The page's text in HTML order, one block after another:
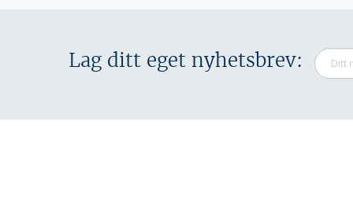
Lag ditt eget nyhetsbrev: